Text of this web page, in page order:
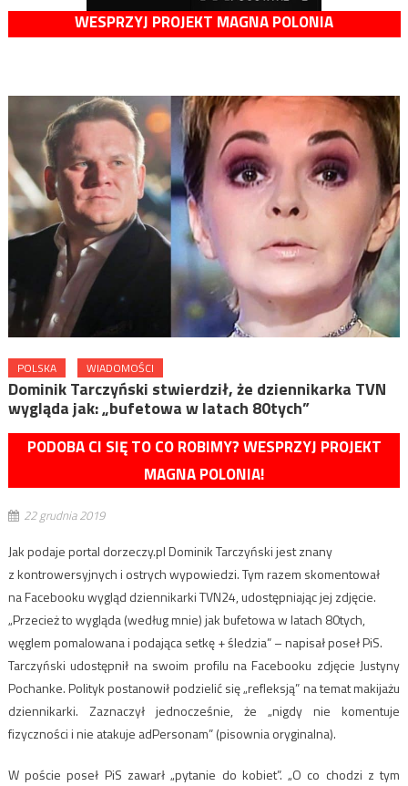
WESPRZYJ PROJEKT MAGNA POLONIA
POLSKA WIADOMOŚCI
Dominik Tarczyński stwierdził, że dziennikarka TVN
wygląda jak: „bufetowa w latach 80tych”
PODOBA CI SIĘ TO CO ROBIMY? WESPRZYJ PROJEKT
MAGNA POLONIA!
22 grudnia 2019
Jak podaje portal dorzeczy.pl Dominik Tarczyński jest znany
z kontrowersyjnych i ostrych wypowiedzi. Tym razem skomentował
na Facebooku wygląd dziennikarki TVN24, udostępniając jej zdjęcie.
„Przecież to wygląda (według mnie) jak bufetowa w latach 80tych,
węglem pomalowana i podająca setkę + śledzia” – napisał poseł PiS.
Tarczyński udostępnił na swoim profilu na Facebooku zdjęcie Justyny
Pochanke. Polityk postanowił podzielić się „refleksją” na temat makijażu
dziennikarki. Zaznaczył jednocześnie, że „nigdy nie komentuje
fizyczności i nie atakuje adPersonam” (pisownia oryginalna).
W poście poseł PiS zawarł „pytanie do kobiet”. „O co chodzi z tym